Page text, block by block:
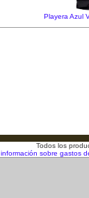
Playera Azul
Todos los
información sobre gastos